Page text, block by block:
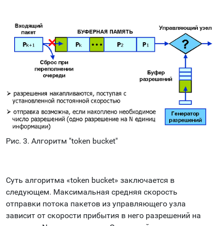
Рис. 3. Алгоритм "token bucket"
Суть алгоритма «token bucket» заключается в
следующем. Максимальная средняя скорость
отправки потока пакетов из управляющего узла
зависит от скорости прибытия в него разрешений на